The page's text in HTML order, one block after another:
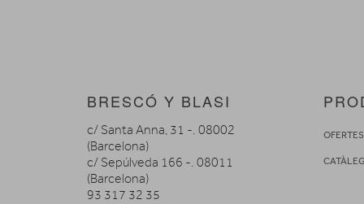
BRESCÓ Y BLASI
c/ Santa Anna, 31 -. 08002
(Barcelona)
c/ Sepúlveda 166 -. 08011
(Barcelona)
93 317 32 35
OFERTES